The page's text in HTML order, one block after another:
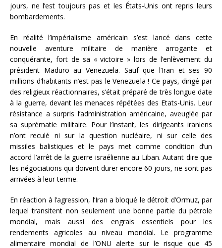
jours, ne l’est toujours pas et les États-Unis ont repris leurs
bombardements.
En réalité l’impérialisme américain s’est lancé dans cette
nouvelle aventure militaire de manière arrogante et
conquérante, fort de sa « victoire » lors de l’enlèvement du
président Maduro au Venezuela. Sauf que l’Iran et ses 90
millions d’habitants n’est pas le Venezuela ! Ce pays, dirigé par
des religieux réactionnaires, s’était préparé de très longue date
à la guerre, devant les menaces répétées des Etats-Unis. Leur
résistance a surpris l’administration américaine, aveuglée par
sa suprématie militaire. Pour l’instant, les dirigeants iraniens
n’ont reculé ni sur la question nucléaire, ni sur celle des
missiles balistiques et le pays met comme condition d’un
accord l’arrêt de la guerre israélienne au Liban. Autant dire que
les négociations qui doivent durer encore 60 jours, ne sont pas
arrivées à leur terme.
En réaction à l’agression, l’Iran a bloqué le détroit d’Ormuz, par
lequel transitent non seulement une bonne partie du pétrole
mondial, mais aussi des engrais essentiels pour les
rendements agricoles au niveau mondial. Le programme
alimentaire mondial de l’ONU alerte sur le risque que 45